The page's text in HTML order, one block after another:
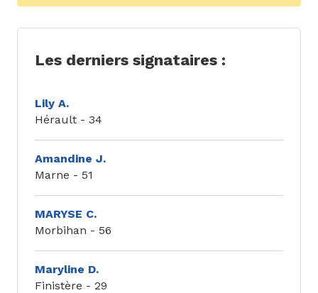
Les derniers signataires :
Lily A.
Hérault - 34
Amandine J.
Marne - 51
MARYSE C.
Morbihan - 56
Maryline D.
Finistère - 29